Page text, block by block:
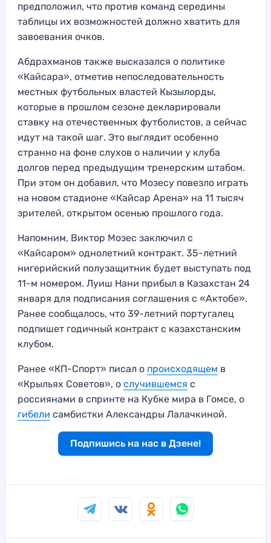
предположил, что против команд середины
таблицы их возможностей должно хватить для
завоевания очков.
Абдрахманов также высказался о политике
«Кайсара», отметив непоследовательность
местных футбольных властей Кызылорды,
которые в прошлом сезоне декларировали
ставку на отечественных футболистов, а сейчас
идут на такой шаг. Это выглядит особенно
странно на фоне слухов о наличии у клуба
долгов перед предыдущим тренерским штабом.
При этом он добавил, что Мозесу повезло играть
на новом стадионе «Кайсар Арена» на 11 тысяч
зрителей, открытом осенью прошлого года.
Напомним, Виктор Мозес заключил с
«Кайсаром» однолетний контракт. 35-летний
нигерийский полузащитник будет выступать под
11-м номером. Луиш Нани прибыл в Казахстан 24
января для подписания соглашения с «Актобе».
Ранее сообщалось, что 39-летний португалец
подпишет годичный контракт с казахстанским
клубом.
Ранее «КП-Спорт» писал о происходящем в
«Крыльях Советов», о случившемся с
россиянами в спринте на Кубке мира в Гомсе, о
гибели самбистки Александры Лалачкиной.
Подпишись на нас в Дзене!